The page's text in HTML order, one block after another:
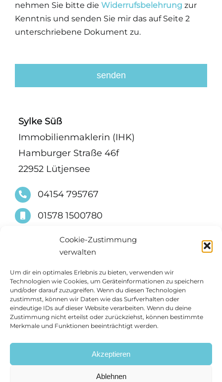
Cookie-Zustimmung
verwalten
Um dir ein optimales Erlebnis zu bieten, verwenden wir
Technologien wie Cookies, um Geräteinformationen zu speichern
und/oder darauf zuzugreifen. Wenn du diesen Technologien
zustimmst, können wir Daten wie das Surfverhalten oder
eindeutige IDs auf dieser Website verarbeiten. Wenn du deine
Zustimmung nicht erteilst oder zurückziehst, können bestimmte
Merkmale und Funktionen beeinträchtigt werden.
Akzeptieren
Ablehnen
nehmen Sie bitte die Widerrufsbelehrung zur
Kenntnis und senden Sie mir das auf Seite 2
unterschriebene Dokument zu.
senden
field
should
be
left
blank
Sylke Süß
Immobilienmaklerin (IHK)
Hamburger Straße 46f
22952 Lütjensee
04154 795767
01578 1500780
info@suessimmobilien.de